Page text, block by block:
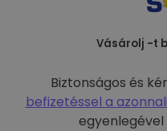
Vásárolj -t
Biztonságos és
befizetéssel a